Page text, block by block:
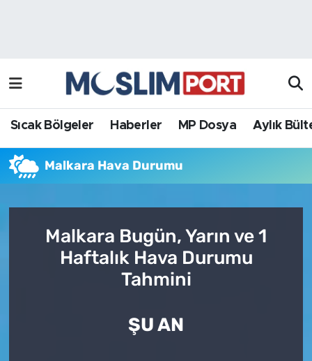
Sıcak Bölgeler Haberler MP Dosya Aylık
Malkara Hava Durumu
Malkara Bugün, Yarın ve 1
Haftalık Hava Durumu
Tahmini
ŞU AN
Haberler
MP Dosya
Röportaj Haber
Aylık Bülten